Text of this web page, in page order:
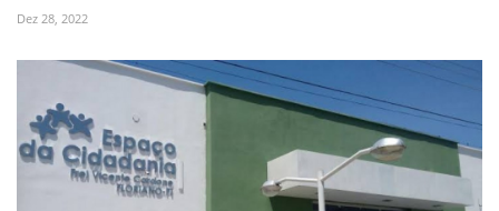
Dez 28, 2022